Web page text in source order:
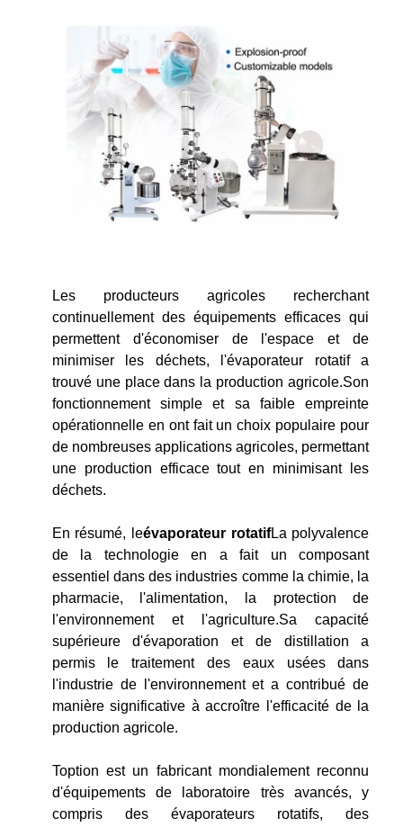
Les producteurs agricoles recherchant
continuellement des équipements efficaces qui
permettent d'économiser de l'espace et de
minimiser les déchets, l'évaporateur rotatif a
trouvé une place dans la production agricole.Son
fonctionnement simple et sa faible empreinte
opérationnelle en ont fait un choix populaire pour
de nombreuses applications agricoles, permettant
une production efficace tout en minimisant les
déchets.
En résumé, leévaporateur rotatifLa polyvalence
de la technologie en a fait un composant
essentiel dans des industries comme la chimie, la
pharmacie, l'alimentation, la protection de
l'environnement et l'agriculture.Sa capacité
supérieure d'évaporation et de distillation a
permis le traitement des eaux usées dans
l'industrie de l'environnement et a contribué de
manière significative à accroître l'efficacité de la
production agricole.
Toption est un fabricant mondialement reconnu
d'équipements de laboratoire très avancés, y
compris des évaporateurs rotatifs, des